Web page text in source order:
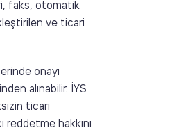
faks, otomatik
ve ticari
onayı
alınabilir. İYS
ticari
reddetme hakkını